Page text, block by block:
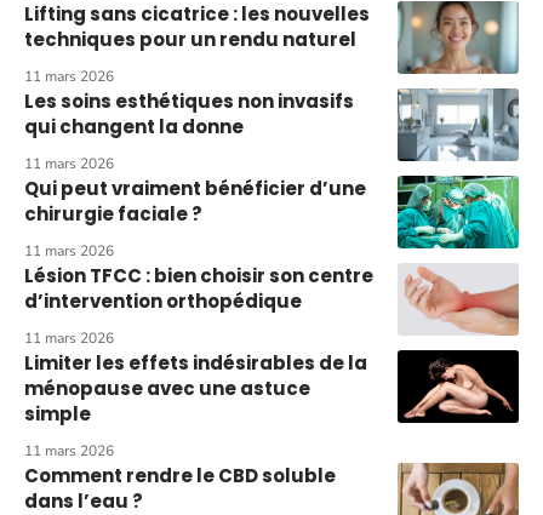
Lifting sans cicatrice : les nouvelles
techniques pour un rendu naturel
11 mars 2026
Les soins esthétiques non invasifs
qui changent la donne
11 mars 2026
Qui peut vraiment bénéficier d’une
chirurgie faciale ?
11 mars 2026
Lésion TFCC : bien choisir son centre
d’intervention orthopédique
11 mars 2026
Limiter les effets indésirables de la
ménopause avec une astuce
simple
11 mars 2026
Comment rendre le CBD soluble
dans l’eau ?